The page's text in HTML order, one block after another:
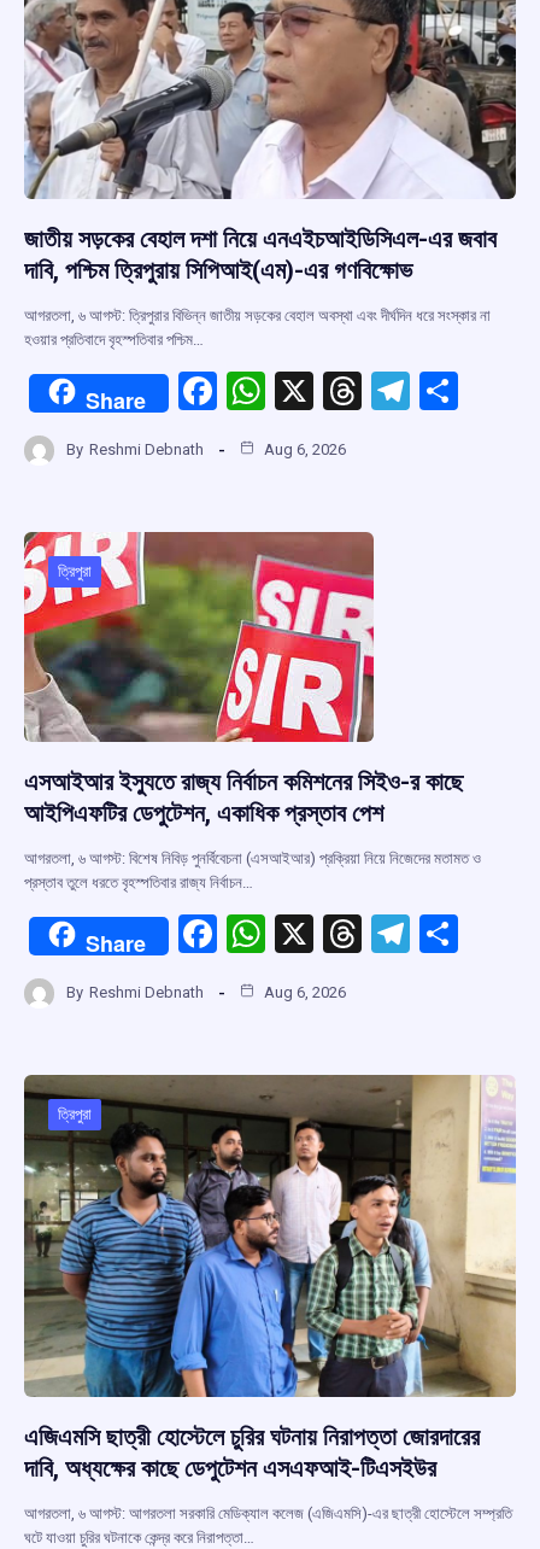
জাতীয় সড়কের বেহাল দশা নিয়ে এনএইচআইডিসিএল-এর জবাব
দাবি, পশ্চিম ত্রিপুরায় সিপিআই(এম)-এর গণবিক্ষোভ
আগরতলা, ৬ আগস্ট: ত্রিপুরার বিভিন্ন জাতীয় সড়কের বেহাল অবস্থা এবং দীর্ঘদিন ধরে সংস্কার না
হওয়ার প্রতিবাদে বৃহস্পতিবার পশ্চিম…
Share
F
ce
o
o
k
W
at
A
p
p
X
T
d
s
T
By Reshmi Debnath Aug 6, 2026
ত্রিপুরা
এসআইআর ইস্যুতে রাজ্য নির্বাচন কমিশনের সিইও-র কাছে
আইপিএফটির ডেপুটেশন, একাধিক প্রস্তাব পেশ
আগরতলা, ৬ আগস্ট: বিশেষ নিবিড় পুনর্বিবেচনা (এসআইআর) প্রক্রিয়া নিয়ে নিজেদের মতামত ও
প্রস্তাব তুলে ধরতে বৃহস্পতিবার রাজ্য নির্বাচন…
Share
F
ce
o
o
k
W
at
A
p
p
X
T
d
s
T
a
m
By Reshmi Debnath Aug 6, 2026
ত্রিপুরা
এজিএমসি ছাত্রী হোস্টেলে চুরির ঘটনায় নিরাপত্তা জোরদারের
দাবি, অধ্যক্ষের কাছে ডেপুটেশন এসএফআই-টিএসইউর
আগরতলা, ৬ আগস্ট: আগরতলা সরকারি মেডিক্যাল কলেজ (এজিএমসি)-এর ছাত্রী হোস্টেলে সম্প্রতি
ঘটে যাওয়া চুরির ঘটনাকে কেন্দ্র করে নিরাপত্তা…